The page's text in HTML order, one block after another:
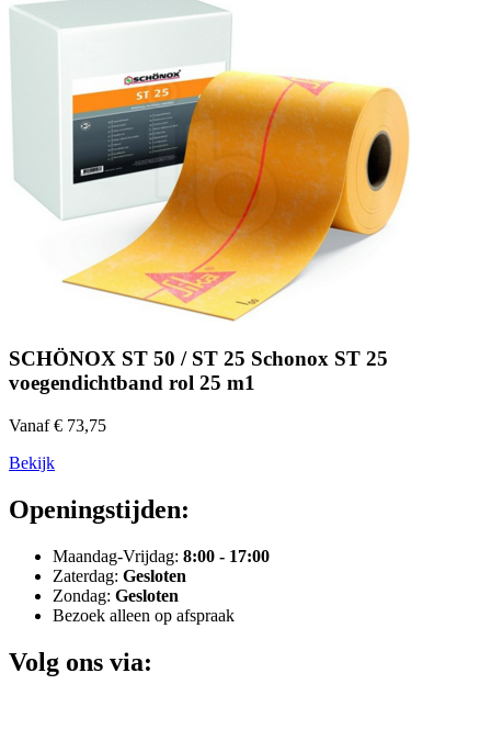
SCHÖNOX ST 50 / ST 25 Schonox ST 25
voegendichtband rol 25 m1
Vanaf € 73,75
Bekijk
Openingstijden:
Maandag-Vrijdag: 8:00 - 17:00
Zaterdag: Gesloten
Zondag: Gesloten
Bezoek alleen op afspraak
Volg ons via: